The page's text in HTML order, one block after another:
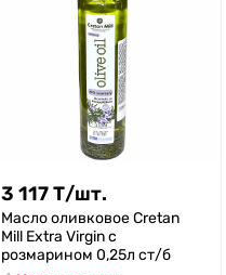
3 117Т/шт.
Масло оливковое Cretan
Mill Extra Virgin с
розмарином 0,25л ст/б